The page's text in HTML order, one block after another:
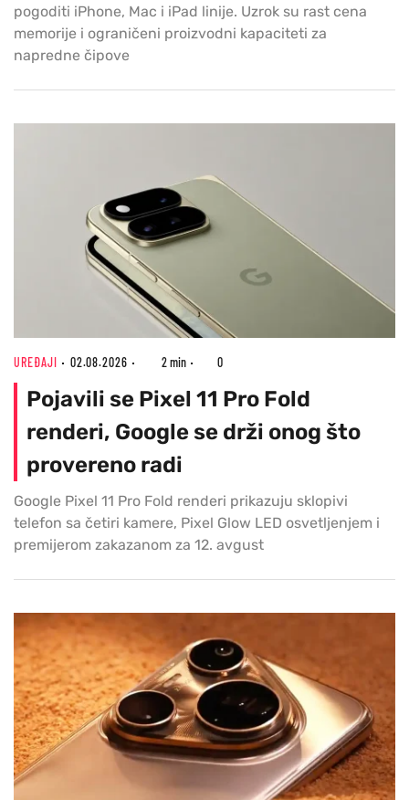
pogoditi iPhone, Mac i iPad linije. Uzrok su rast cena
memorije i ograničeni proizvodni kapaciteti za
napredne čipove
UREĐAJI 02.08.2026 2 min 0
Pojavili se Pixel 11 Pro Fold
renderi, Google se drži onog što
provereno radi
Google Pixel 11 Pro Fold renderi prikazuju sklopivi
telefon sa četiri kamere, Pixel Glow LED osvetljenjem i
premijerom zakazanom za 12. avgust